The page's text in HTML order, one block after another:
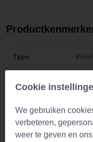
Type
Zettijd 8-10
Cookie
We gebruiken
verbeteren,
weer te geven en